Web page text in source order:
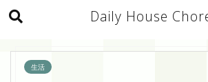
Daily House
生活